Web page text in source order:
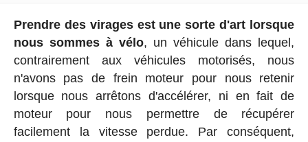
Prendre des virages est une sorte d'art lorsque
nous sommes à vélo, un véhicule dans lequel,
contrairement aux véhicules motorisés, nous
n'avons pas de frein moteur pour nous retenir
lorsque nous arrêtons d'accélérer, ni en fait de
moteur pour nous permettre de récupérer
facilement la vitesse perdue. Par conséquent,